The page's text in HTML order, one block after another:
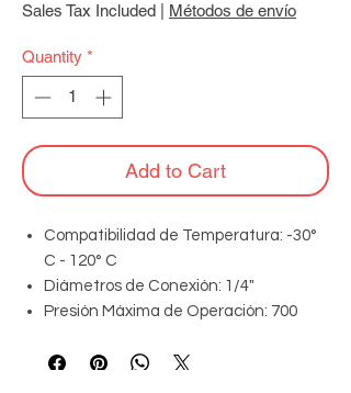
Sales Tax Included Métodos de envío
Quantity *
Add to Cart
Compatibilidad de Temperatura: -30°
C - 120° C
Diámetros de Conexión: 1/4"
Presión Máxima de Operación: 700
Material del Cuerpo: Latón forjado de